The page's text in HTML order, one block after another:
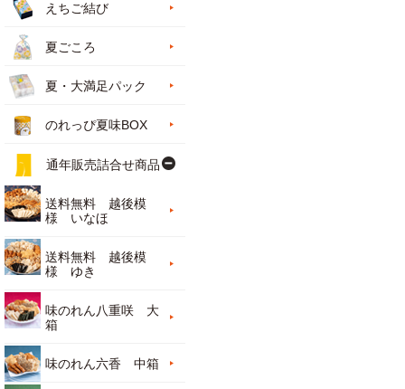
えちご結び
夏ごころ
夏・大満足パック
のれっぴ夏味BOX
通年販売詰合せ商品
送料無料 越後模
様 いなほ
送料無料 越後模
様 ゆき
味のれん八重咲 大
箱
味のれん六香 中箱